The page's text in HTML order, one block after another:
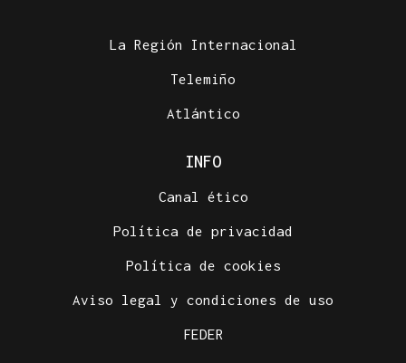
La Región Internacional
Telemiño
Atlántico
INFO
Canal ético
Política de privacidad
Política de cookies
Aviso legal y condiciones de uso
FEDER